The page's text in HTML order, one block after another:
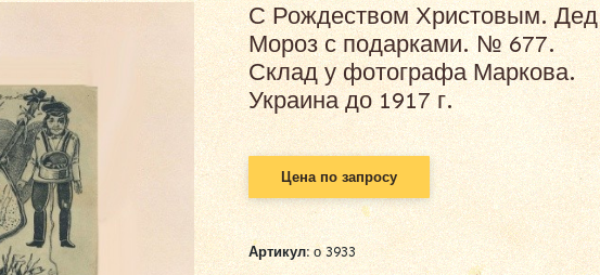
С Рождеством Христовым. Дед
Мороз с подарками. № 677.
Склад у фотографа Маркова.
Украина до 1917 г.
Цена по запросу
Артикул:о 3933